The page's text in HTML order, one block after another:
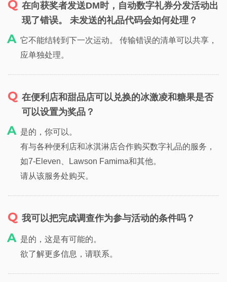
在向获奖者发送DM时，自动数字礼券分发活动出
现了错误。 未发送的礼品代码会如何处理？
它不能结转到下一次运动。 传输错误的清单可以共享，
应单独处理。
在便利店和甜品店可以兑换的冰激凌和糖果是否
可以设置为奖品？
是的，你可以。
有与各种便利店和冰淇淋店合作购买数字礼品的服务，
如7-Eleven、Lawson Famima和其他。
请从该服务处购买。
我可以把完成调查作为参与活动的条件吗？
是的，这是有可能的。
欲了解更多信息，请联系。